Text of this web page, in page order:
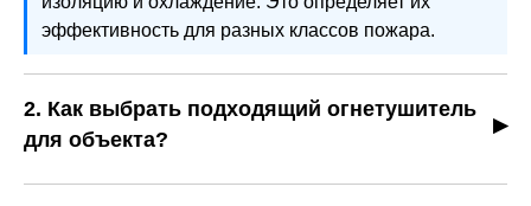
эффективность для разных классов пожара.
2. Как выбрать подходящий огнетушитель
для объекта?